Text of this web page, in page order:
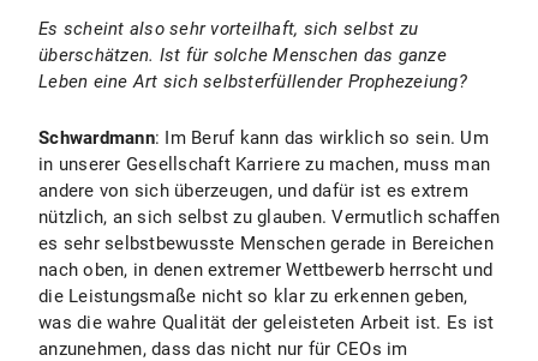
Es scheint also sehr vorteilhaft, sich selbst zu
überschätzen. Ist für solche Menschen das ganze
Leben eine Art sich selbsterfüllender Prophezeiung?
Schwardmann: Im Beruf kann das wirklich so sein. Um
in unserer Gesellschaft Karriere zu machen, muss man
andere von sich überzeugen, und dafür ist es extrem
nützlich, an sich selbst zu glauben. Vermutlich schaffen
es sehr selbstbewusste Menschen gerade in Bereichen
nach oben, in denen extremer Wettbewerb herrscht und
die Leistungsmaße nicht so klar zu erkennen geben,
was die wahre Qualität der geleisteten Arbeit ist. Es ist
anzunehmen, dass das nicht nur für CEOs im